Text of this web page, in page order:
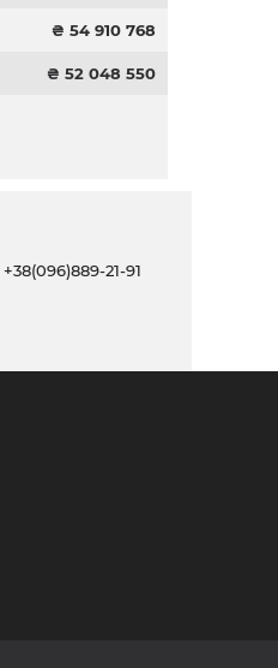
₴ 54 910 768
₴ 52 048 550
+38(096)889-21-91